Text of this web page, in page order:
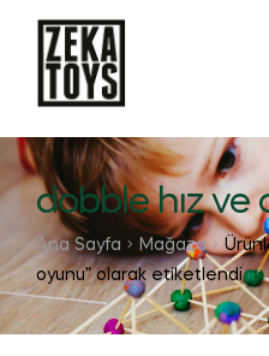
dobble hız ve
Ana Sayfa Mağaza
oyunu” olarak etiketlendi